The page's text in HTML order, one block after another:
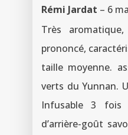
Rémi Jardat – 6
Très
prononcé,
taille moyenne.
verts du Yunnan.
Infusable 3 fois
d’arrière-goût